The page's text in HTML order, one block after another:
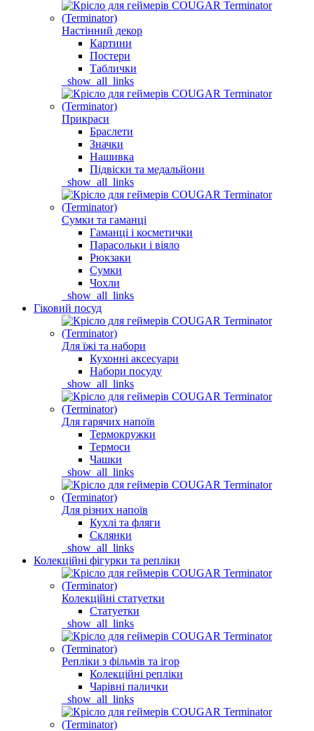
Настінний декор
Картини
Постери
Таблички
_show_all_links
Прикраси
Браслети
Значки
Нашивка
Підвіски та медальйони
_show_all_links
Сумки та гаманці
Гаманці і косметички
Парасольки і віяло
Рюкзаки
Сумки
Чохли
_show_all_links
Гіковий посуд
Для їжі та набори
Кухонні аксесуари
Набори посуду
_show_all_links
Для гарячих напоїв
Термокружки
Термоси
Чашки
_show_all_links
Для різних напоїв
Кухлі та фляги
Склянки
_show_all_links
Колекційні фігурки та репліки
Колекційні статуетки
Статуетки
_show_all_links
Репліки з фільмів та ігор
Колекційні репліки
Чарівні палички
_show_all_links